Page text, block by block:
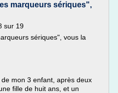
marqueurs sériques",
sur 19
sériques", vous la
mon 3 enfant, après deux
fille de huit ans, et un